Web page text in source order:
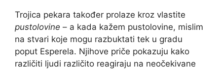
Trojica pekara također prolaze kroz vlastite
pustolovine – a kada kažem pustolovine, mislim
na stvari koje mogu razbuktati tek u gradu
poput Esperela. Njihove priče pokazuju kako
različiti ljudi različito reagiraju na neočekivane